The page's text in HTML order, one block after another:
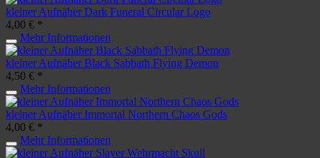
kleiner Aufnäher Dark Funeral Circular Logo
4,00 € *
Mehr Informationen
kleiner Aufnäher Black Sabbath Flying Demon
4,50 € *
Mehr Informationen
kleiner Aufnäher Immortal Northern Chaos Gods
4,00 € *
Mehr Informationen